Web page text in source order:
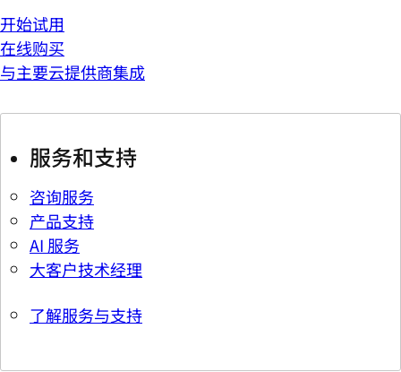
开始试用
在线购买
与主要云提供商集成
服务和支持
咨询服务
产品支持
AI 服务
大客户技术经理
了解服务与支持